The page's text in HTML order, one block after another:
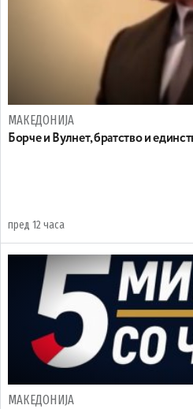
МАКЕДОНИЈА
Борче и Вулнет, братство и
пред 12 часа
МАКЕДОНИЈА